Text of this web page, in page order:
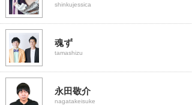
shinkujessica
魂ず
tamashizu
永田敬介
nagatakeisuke